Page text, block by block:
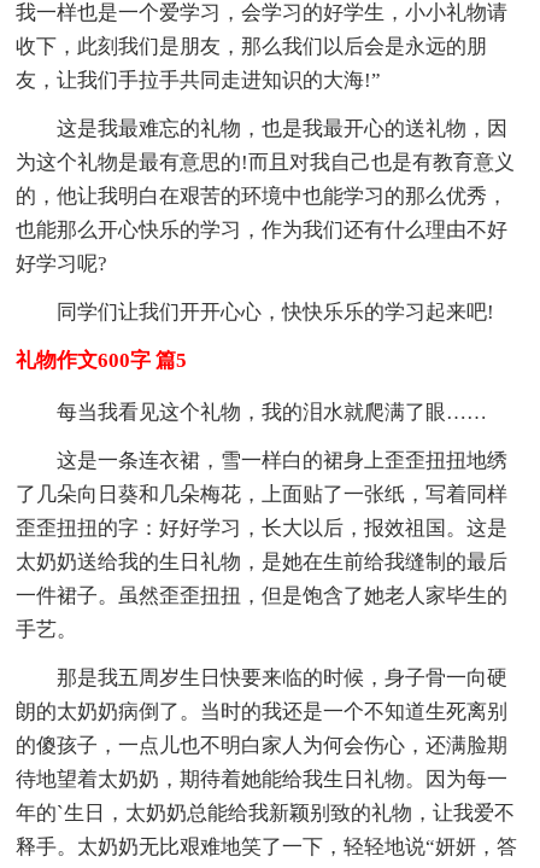
我一样也是一个爱学习，会学习的好学生，小小礼物请
收下，此刻我们是朋友，那么我们以后会是永远的朋
友，让我们手拉手共同走进知识的大海!”
这是我最难忘的礼物，也是我最开心的送礼物，因
为这个礼物是最有意思的!而且对我自己也是有教育意义
的，他让我明白在艰苦的环境中也能学习的那么优秀，
也能那么开心快乐的学习，作为我们还有什么理由不好
好学习呢?
同学们让我们开开心心，快快乐乐的学习起来吧!
礼物作文600字 篇5
每当我看见这个礼物，我的泪水就爬满了眼……
这是一条连衣裙，雪一样白的裙身上歪歪扭扭地绣
了几朵向日葵和几朵梅花，上面贴了一张纸，写着同样
歪歪扭扭的字：好好学习，长大以后，报效祖国。这是
太奶奶送给我的生日礼物，是她在生前给我缝制的最后
一件裙子。虽然歪歪扭扭，但是饱含了她老人家毕生的
手艺。
那是我五周岁生日快要来临的时候，身子骨一向硬
朗的太奶奶病倒了。当时的我还是一个不知道生死离别
的傻孩子，一点儿也不明白家人为何会伤心，还满脸期
待地望着太奶奶，期待着她能给我生日礼物。因为每一
年的`生日，太奶奶总能给我新颖别致的礼物，让我爱不
释手。太奶奶无比艰难地笑了一下，轻轻地说“妍妍，答